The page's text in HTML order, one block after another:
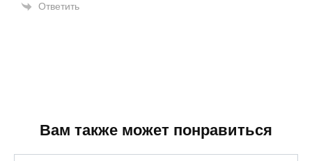
Ответить
Вам также может понравиться